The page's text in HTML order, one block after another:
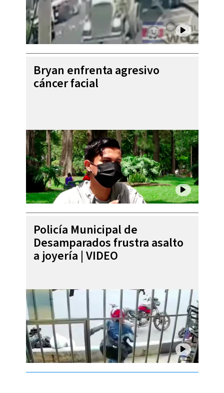
Bryan enfrenta agresivo
cáncer facial
Policía Municipal de
Desamparados frustra asalto
a joyería | VIDEO